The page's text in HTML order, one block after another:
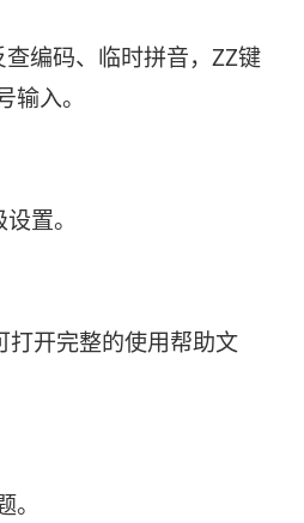
编码、临时拼音，ZZ键
入。
置。
开完整的使用帮助文